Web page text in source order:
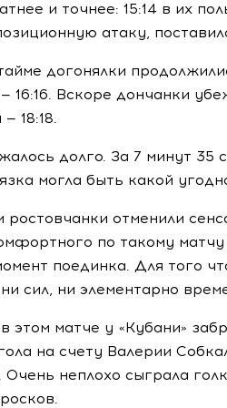
и точнее: 15:14 в их
атаку,
догонялки
— 16:16. Вскоре дончанки
18:18.
долго. За 7 минут
могла быть какой
ростовчанки отменили
по такому
поединка. Для того
сил, ни элементарно
этом матче у «Кубани»
на счету Валерии
неплохо сыграла